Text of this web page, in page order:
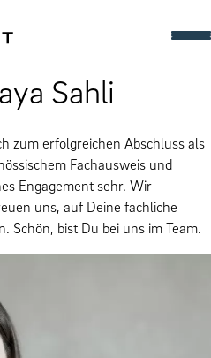
Sahli
zum erfolgreichen Abschluss als
Fachausweis und
Engagement sehr. Wir
uns, auf Deine fachliche
Schön, bist Du bei uns im Team.